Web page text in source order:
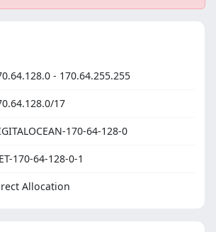
- 170.64.255.255
17
170-64-128-0
170-64-128-0-1
Allocation